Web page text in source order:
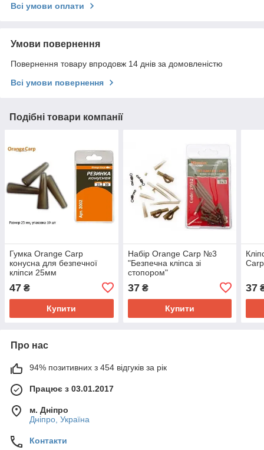
Всі умови оплати
Умови повернення
Повернення товару впродовж 14 днів за домовленістю
Всі умови повернення
Подібні товари компанії
Гумка Orange Carp
конусна для безпечної
кліпси 25мм
47 ₴
Купити
Набір Orange Carp №3
"Безпечна кліпса зі
стопором"
37₴
Купити
37
Про нас
94% позитивних з 454 відгуків за рік
Працює з 03.01.2017
м. Дніпро
Дніпро, Україна
Контакти